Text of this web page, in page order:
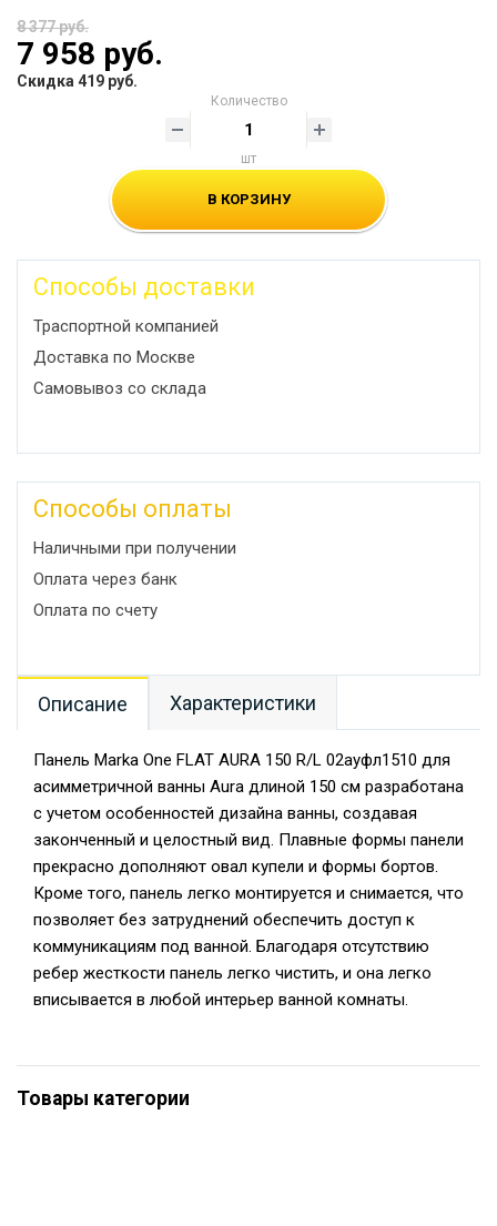
8 377 руб.
7 958 руб.
Скидка 419 руб.
Количество
шт
В КОРЗИНУ
Способы доставки
Траспортной компанией
Доставка по Москве
Самовывоз со склада
Способы оплаты
Наличными при получении
Оплата через банк
Оплата по счету
Описание Характеристики
Панель Marka One FLAT AURA 150 R/L 02ауфл1510 для
асимметричной ванны Aura длиной 150 см разработана
с учетом особенностей дизайна ванны, создавая
законченный и целостный вид. Плавные формы панели
прекрасно дополняют овал купели и формы бортов.
Кроме того, панель легко монтируется и снимается, что
позволяет без затруднений обеспечить доступ к
коммуникациям под ванной. Благодаря отсутствию
ребер жесткости панель легко чистить, и она легко
вписывается в любой интерьер ванной комнаты.
Товары категории